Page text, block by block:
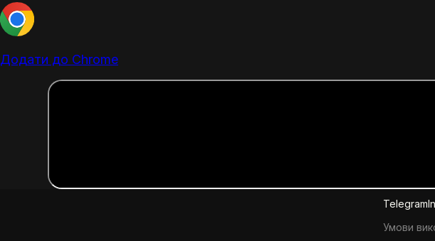
Додати до Chrome
Telegram
Умови